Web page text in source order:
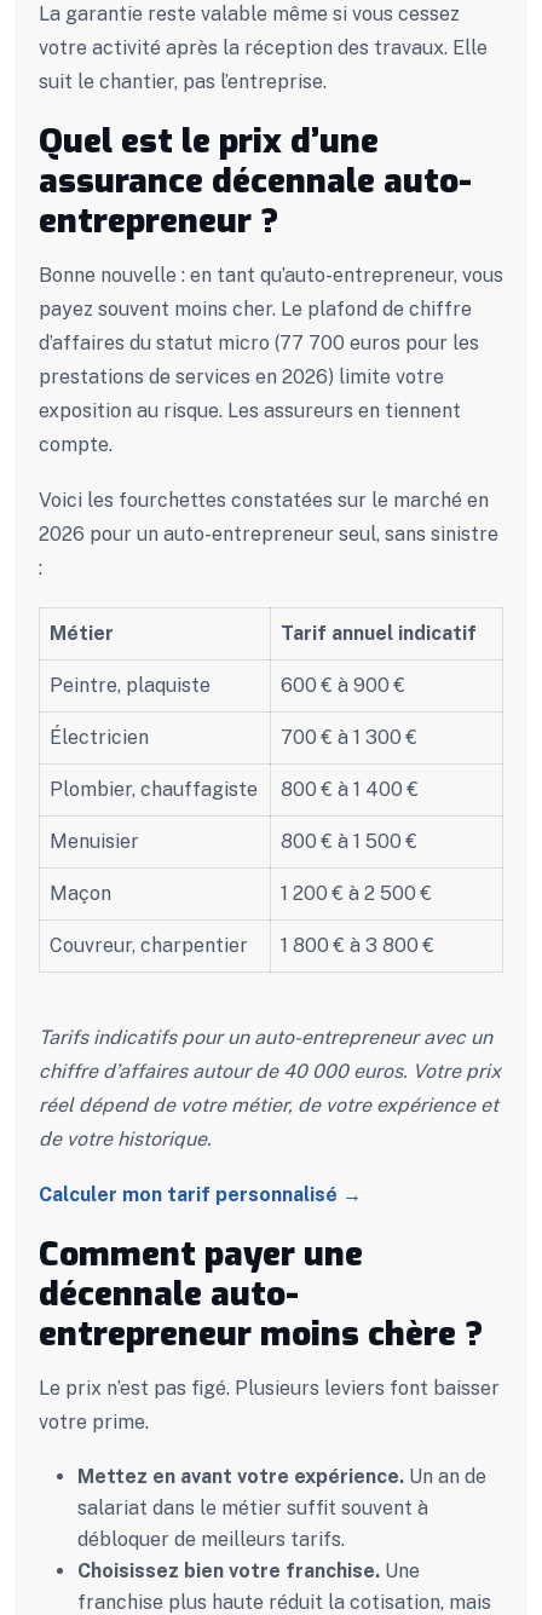
La garantie reste valable même si vous cessez
votre activité après la réception des travaux. Elle
suit le chantier, pas l’entreprise.
Quel est le prix d’une
assurance décennale auto-
entrepreneur ?
Bonne nouvelle : en tant qu’auto-entrepreneur, vous
payez souvent moins cher. Le plafond de chiffre
d’affaires du statut micro (77 700 euros pour les
prestations de services en 2026) limite votre
exposition au risque. Les assureurs en tiennent
compte.
Voici les fourchettes constatées sur le marché en
2026 pour un auto-entrepreneur seul, sans sinistre
:
Métier Tarif annuel indicatif
Peintre, plaquiste 600 € à 900 €
Électricien 700 € à 1 300 €
Plombier, chauffagiste 800 € à 1 400 €
Menuisier 800 € à 1 500 €
Maçon 1 200 € à 2 500 €
Couvreur, charpentier 1 800 € à 3 800 €
Tarifs indicatifs pour un auto-entrepreneur avec un
chiffre d’affaires autour de 40 000 euros. Votre prix
réel dépend de votre métier, de votre expérience et
de votre historique.
Calculer mon tarif personnalisé →
Comment payer une
décennale auto-
entrepreneur moins chère ?
Le prix n’est pas figé. Plusieurs leviers font baisser
votre prime.
Mettez en avant votre expérience. Un an de
salariat dans le métier suffit souvent à
débloquer de meilleurs tarifs.
Choisissez bien votre franchise. Une
franchise plus haute réduit la cotisation, mais